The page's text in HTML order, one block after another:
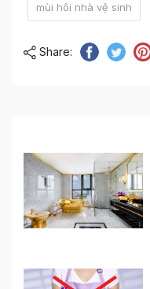
mùi hôi nhà vệ sinh
Share: